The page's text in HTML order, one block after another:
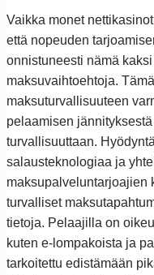
Vaikka monet
että nopeuden
onnistuneesti nämä
maksuvaihtoehtoja.
maksuturvallisuuteen
pelaamisen
turvallisuuttaan.
salausteknologiaa ja
maksupalveluntarjoajien
turvalliset
tietoja. Pelaajilla on
kuten e-lompakoista ja
tarkoitettu edistämään